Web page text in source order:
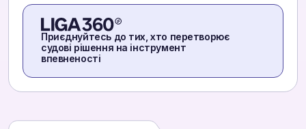
Приєднуйтесь до тих, хто перетворює
судові рішення на інструмент
впевненості